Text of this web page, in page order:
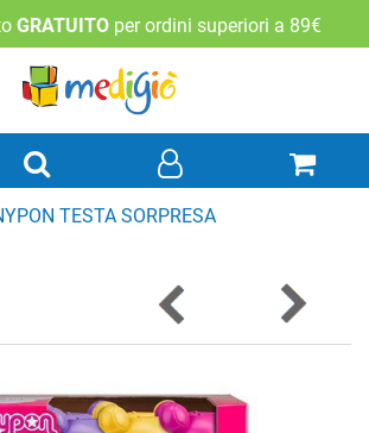
GRATUITO per ordini superiori a 89€
TESTA SORPRESA